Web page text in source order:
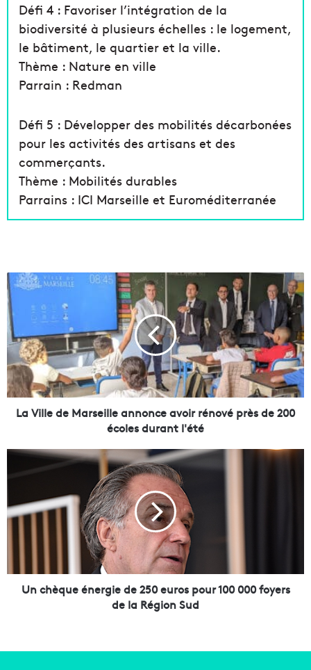
Défi 4 : Favoriser l’intégration de la
biodiversité à plusieurs échelles : le logement,
le bâtiment, le quartier et la ville.
Thème : Nature en ville
Parrain : Redman
Défi 5 : Développer des mobilités décarbonées
pour les activités des artisans et des
commerçants.
Thème : Mobilités durables
Parrains : ICI Marseille et Euroméditerranée
L
a
V
i
l
l
e
d
e
s
l
n
La Ville de Marseille annonce avoir rénové près de 200
écoles durant l'été
U
è
é
Un chèque énergie de 250 euros pour 100 000 foyers
de la Région Sud